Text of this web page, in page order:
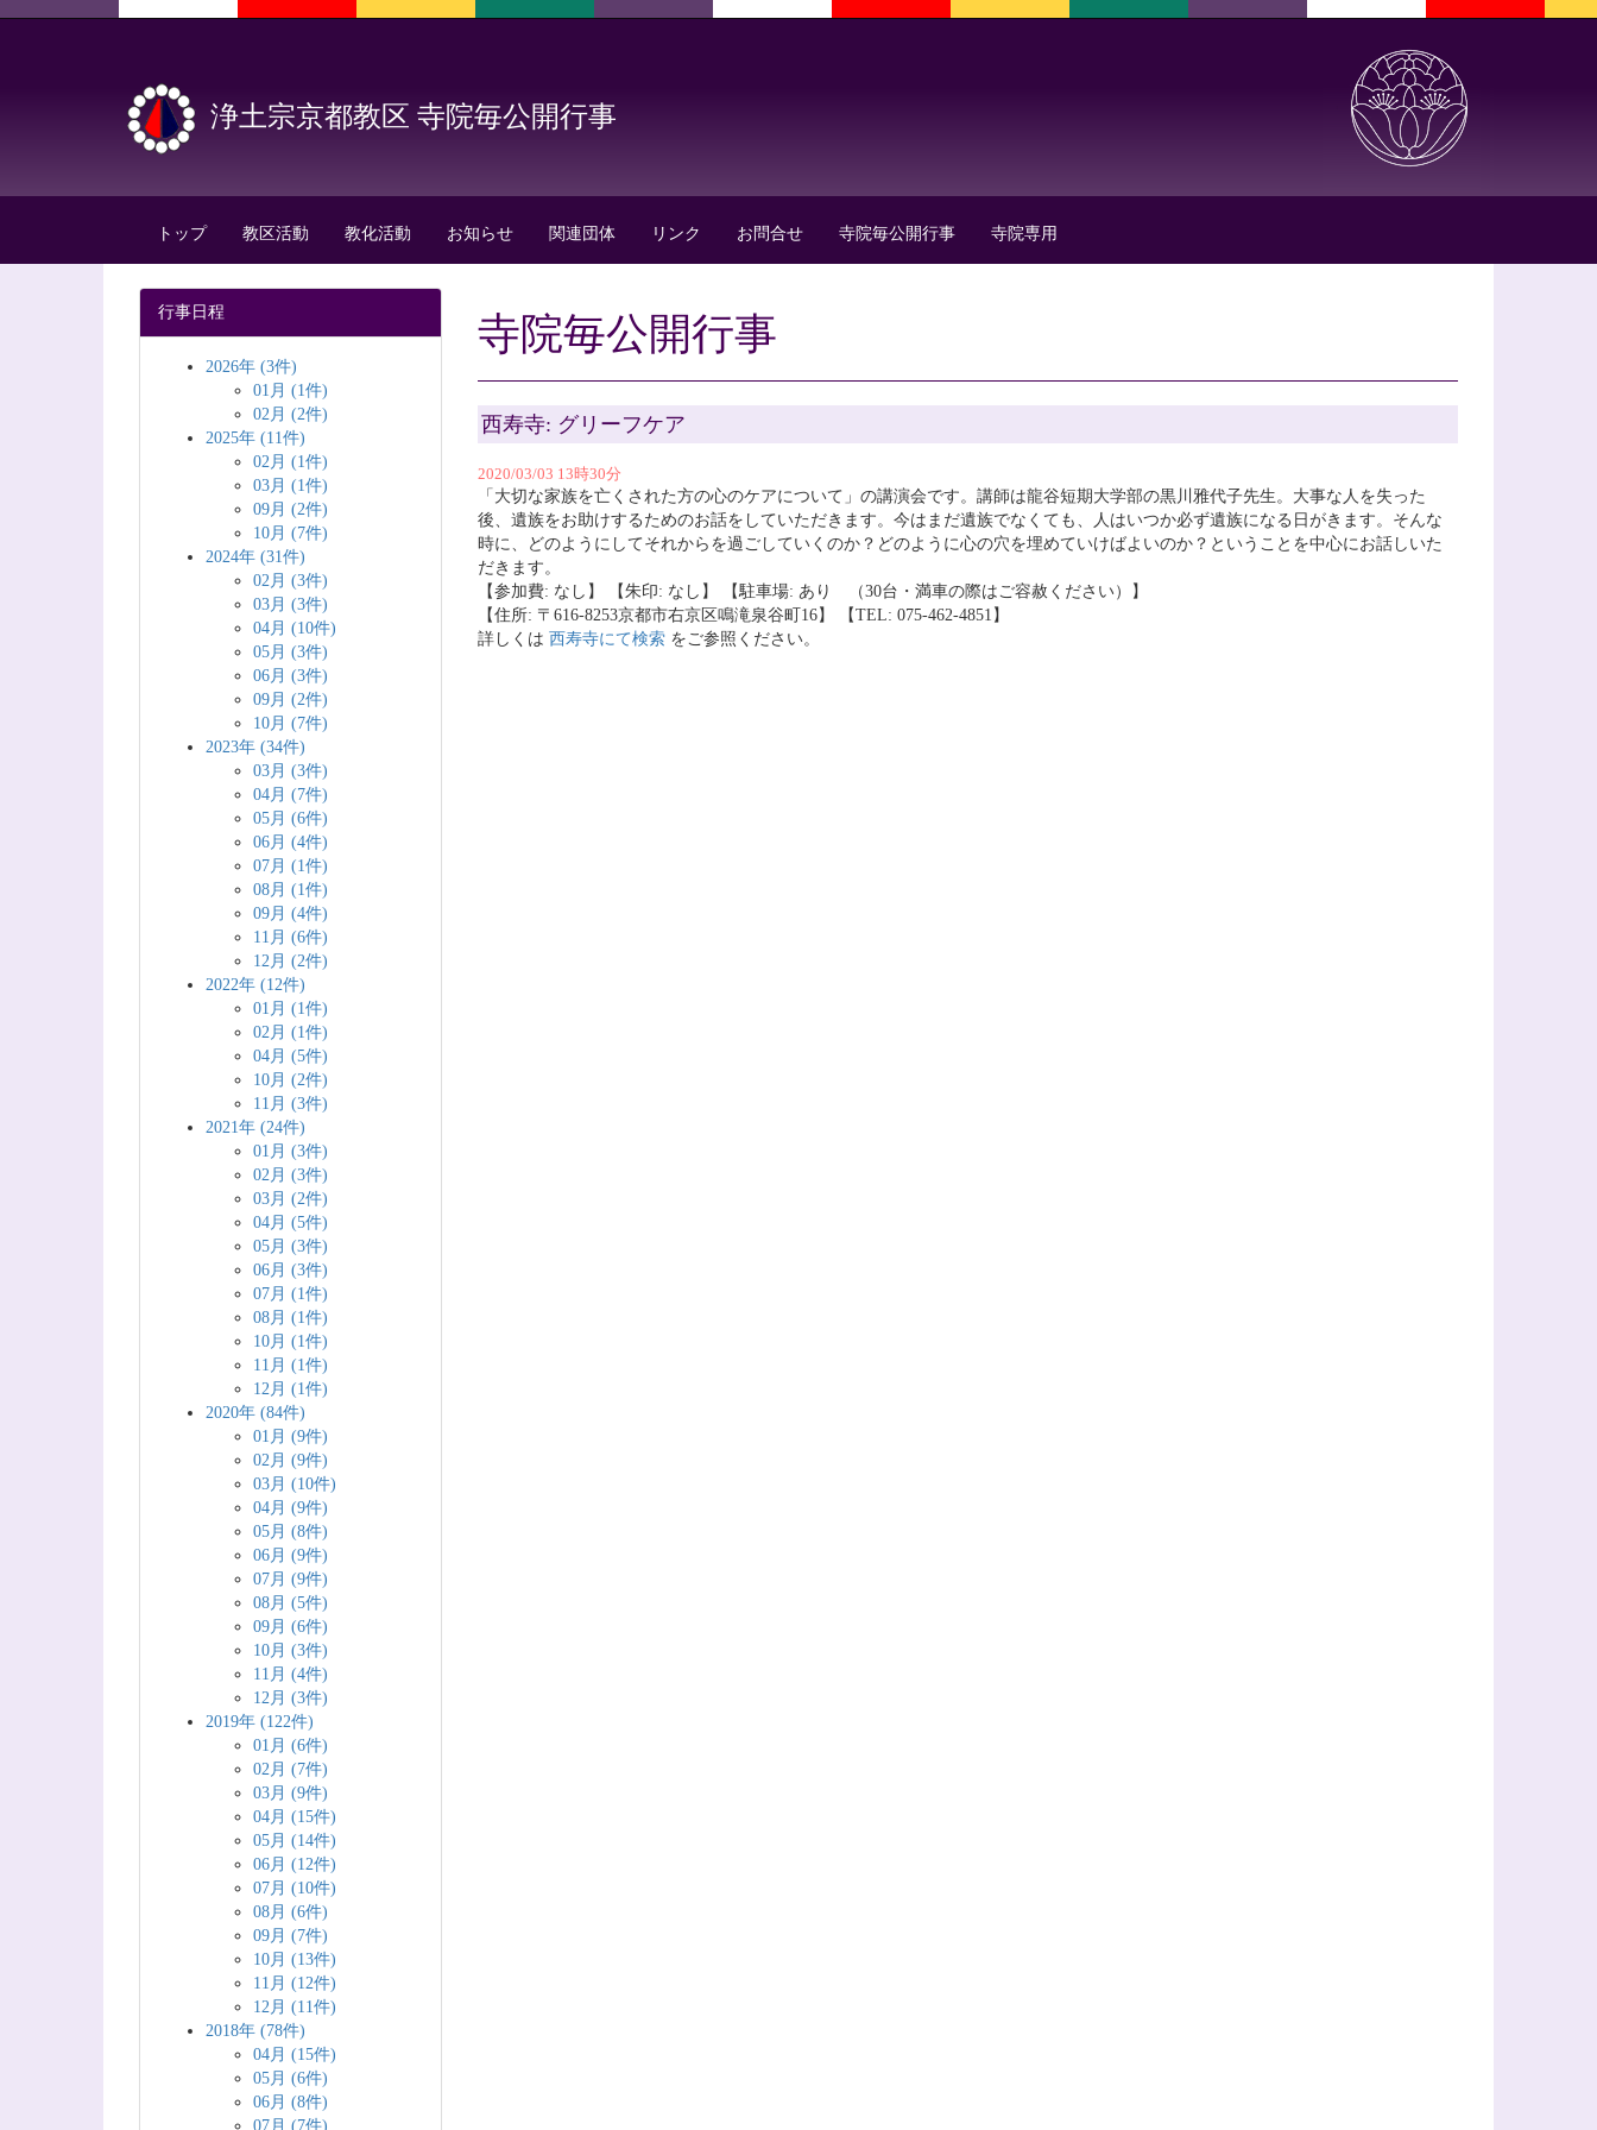
浄土宗京都教区 寺院毎公開行事
トップ 教区活動 教化活動 お知らせ 関連団体 リンク お問合せ 寺院毎公開行事 寺院専用
寺院毎公開行事
西寿寺: グリーフケア
2020/03/03 13時30分
「大切な家族を亡くされた方の心のケアについて」の講演会です。講師は龍谷短期大学部の黒川雅代子先生。大事な人を失った
後、遺族をお助けするためのお話をしていただきます。今はまだ遺族でなくても、人はいつか必ず遺族になる日がきます。そんな
時に、どのようにしてそれからを過ごしていくのか？どのように心の穴を埋めていけばよいのか？ということを中心にお話しいた
だきます。
【参加費: なし】 【朱印: なし】 【駐車場: あり （30台・満車の際はご容赦ください）】
【住所: 〒616-8253京都市右京区鳴滝泉谷町16】 【TEL: 075-462-4851】
詳しくは 西寿寺にて検索 をご参照ください。
行事日程
2026年 (3件)
01月 (1件)
02月 (2件)
2025年 (11件)
02月 (1件)
03月 (1件)
09月 (2件)
10月 (7件)
2024年 (31件)
02月 (3件)
03月 (3件)
04月 (10件)
05月 (3件)
06月 (3件)
09月 (2件)
10月 (7件)
2023年 (34件)
03月 (3件)
04月 (7件)
05月 (6件)
06月 (4件)
07月 (1件)
08月 (1件)
09月 (4件)
11月 (6件)
12月 (2件)
2022年 (12件)
01月 (1件)
02月 (1件)
04月 (5件)
10月 (2件)
11月 (3件)
2021年 (24件)
01月 (3件)
02月 (3件)
03月 (2件)
04月 (5件)
05月 (3件)
06月 (3件)
07月 (1件)
08月 (1件)
10月 (1件)
11月 (1件)
12月 (1件)
2020年 (84件)
01月 (9件)
02月 (9件)
03月 (10件)
04月 (9件)
05月 (8件)
06月 (9件)
07月 (9件)
08月 (5件)
09月 (6件)
10月 (3件)
11月 (4件)
12月 (3件)
2019年 (122件)
01月 (6件)
02月 (7件)
03月 (9件)
04月 (15件)
05月 (14件)
06月 (12件)
07月 (10件)
08月 (6件)
09月 (7件)
10月 (13件)
11月 (12件)
12月 (11件)
2018年 (78件)
04月 (15件)
05月 (6件)
06月 (8件)
07月 (7件)